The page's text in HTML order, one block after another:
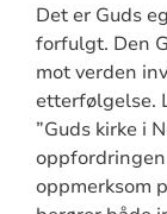
Det er Guds
forfulgt. Den
mot verden
etterfølgelse.
”Guds kirke i
oppmerksom